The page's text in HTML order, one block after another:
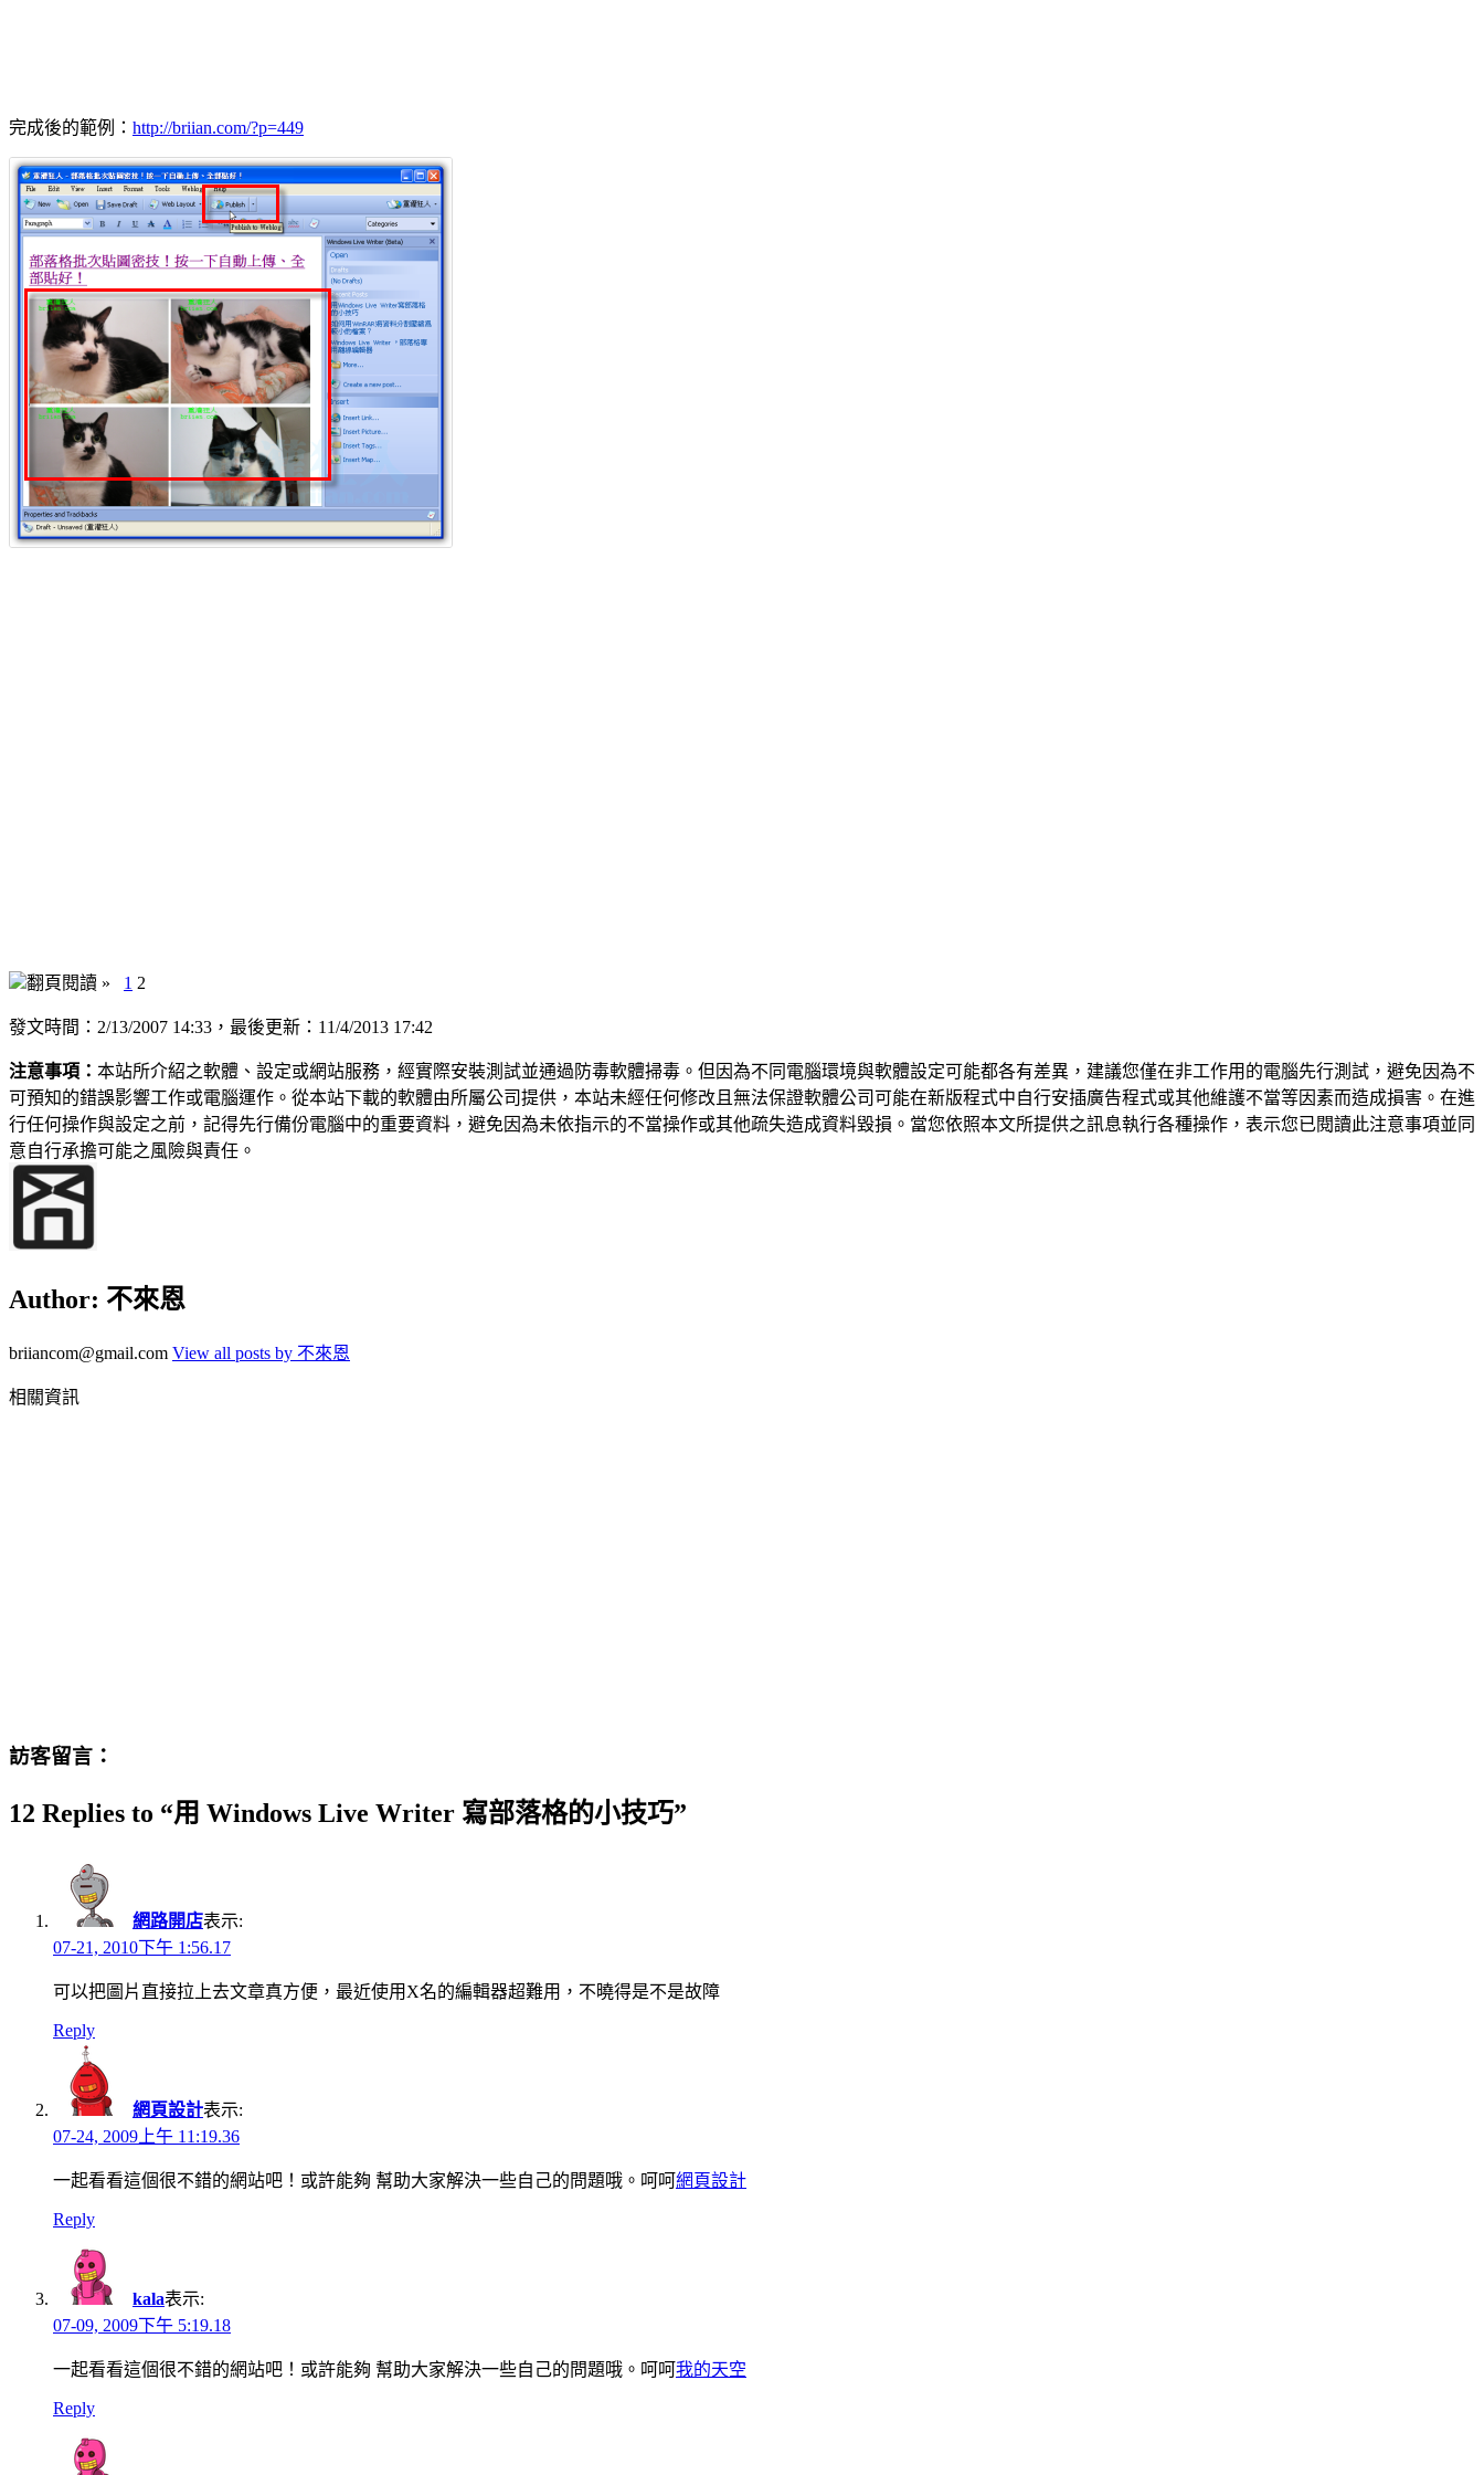
完成後的範例： http://briian.com/?p=449
翻頁閱讀 » 1 2
發文時間：2/13/2007 14:33，最後更新：11/4/2013 17:42
注意事項： 本站所介紹之軟體、設定或網站服務，經實際安裝測試並通過防毒軟體掃毒。但因為不同電腦環境與軟體設定可能都各有差異，建議您僅在非工作用的電腦先行測試，避免因為不
可預知的錯誤影響工作或電腦運作。從本站下載的軟體由所屬公司提供，本站未經任何修改且無法保證軟體公司可能在新版程式中自行安插廣告程式或其他維護不當等因素而造成損害。在進
行任何操作與設定之前，記得先行備份電腦中的重要資料，避免因為未依指示的不當操作或其他疏失造成資料毀損。當您依照本文所提供之訊息執行各種操作，表示您已閱讀此注意事項並同
意自行承擔可能之風險與責任。
Author: 不來恩
briiancom@gmail.com View all posts by 不來恩
相關資訊
訪客留言：
12 Replies to “用 Windows Live Writer 寫部落格的小技巧”
網路開店表示:
07-21, 2010下午 1:56.17
可以把圖片直接拉上去文章真方便，最近使用X名的編輯器超難用，不曉得是不是故障
Reply
網頁設計表示:
07-24, 2009上午 11:19.36
一起看看這個很不錯的網站吧！或許能夠 幫助大家解決一些自己的問題哦。呵呵網頁設計
Reply
kala表示:
07-09, 2009下午 5:19.18
一起看看這個很不錯的網站吧！或許能夠 幫助大家解決一些自己的問題哦。呵呵我的天空
Reply